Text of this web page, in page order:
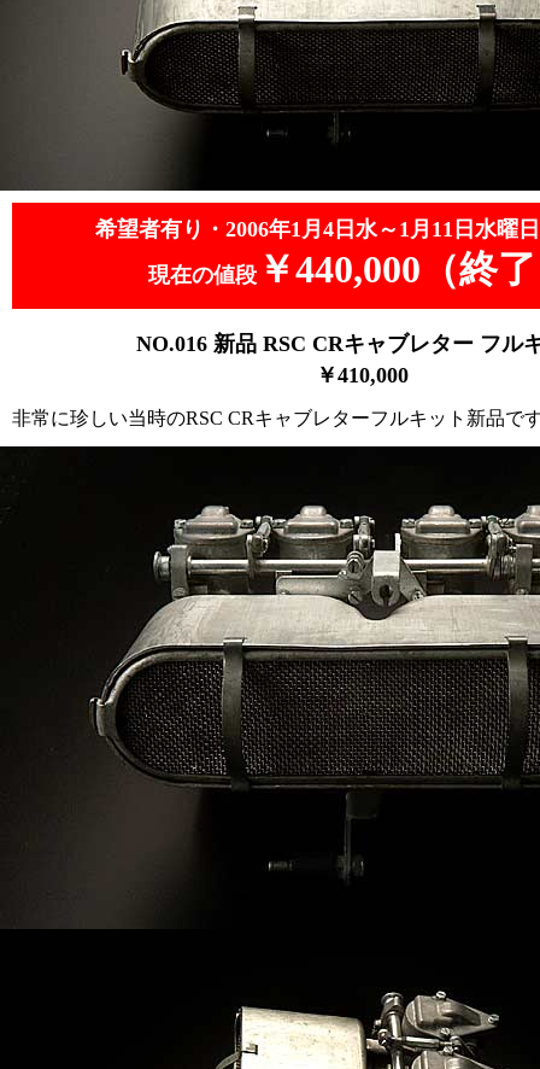
希望者有り・2006年1月4日水～1月11日水曜日
現在の値段 ￥440,000（終
NO.016 新品 RSC CRキャブレターフル
￥410,000
非常に珍しい当時のRSC CRキャブレターフルキット新品で